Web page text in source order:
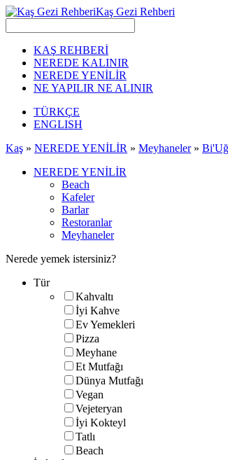
Kaş Gezi Rehberi
KAŞ REHBERİ
NEREDE KALINIR
NEREDE YENİLİR
NE YAPILIR NE ALINIR
TÜRKÇE
ENGLISH
Kaş » NEREDE YENİLİR » Meyhaneler»
NEREDE YENİLİR
Beach
Kafeler
Barlar
Restoranlar
Meyhaneler
Nerede yemek istersiniz?
Tür
Kahvaltı
İyi Kahve
Ev Yemekleri
Pizza
Meyhane
Et Mutfağı
Dünya Mutfağı
Vegan
Vejeteryan
İyi Kokteyl
Tatlı
Beach